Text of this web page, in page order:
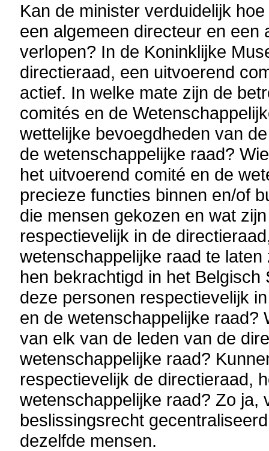
Kan de minister verduidelijk
een algemeen directeur en een
verlopen? In de Koninklijke
directieraad, een uitvoerend
actief. In welke mate zijn de
comités en de
wettelijke bevoegdheden van
de wetenschappelijke raad?
het uitvoerend comité en de
precieze functies binnen en/of
die mensen gekozen en wat
respectievelijk in de
wetenschappelijke raad te
hen bekrachtigd in het
deze personen respectievelijk
en de wetenschappelijke raad?
van elk van de leden van de
wetenschappelijke raad?
respectievelijk de directieraad,
wetenschappelijke raad? Zo ja,
beslissingsrecht
dezelfde mensen.